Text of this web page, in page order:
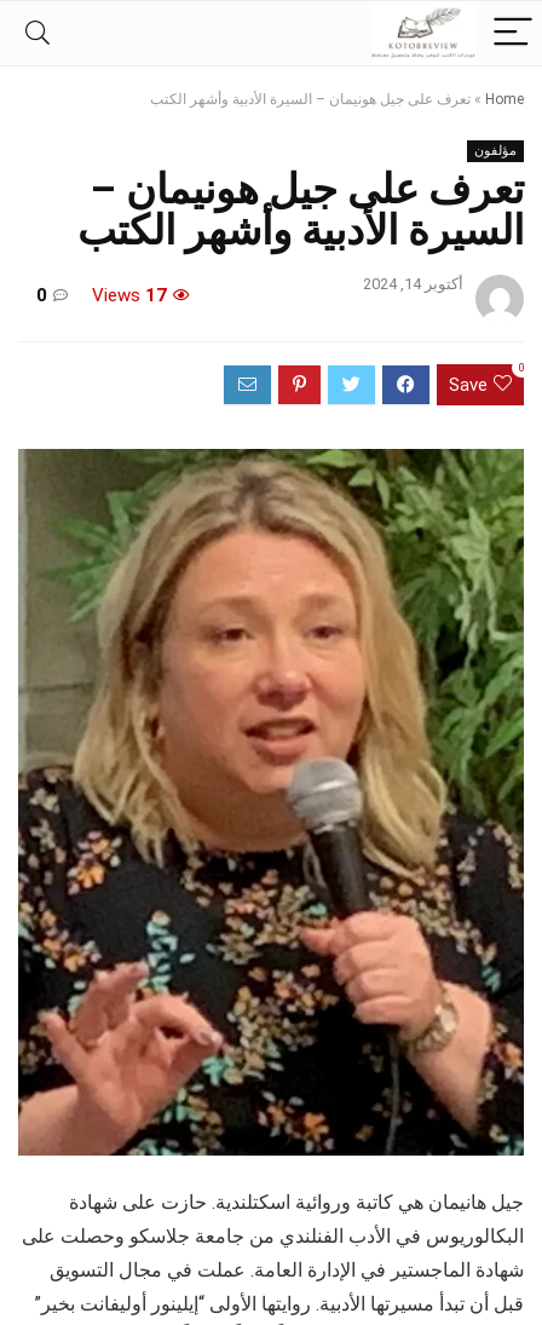
Home
» تعرف على جيل هونيمان – السيرة الأدبية وأشهر الكتب
مؤلفون
تعرف على جيل هونيمان –
السيرة الأدبية وأشهر الكتب
أكتوبر 14, 2024
17
0
Save
0
جيل هانيمان هي كاتبة وروائية اسكتلندية. حازت على شهادة
البكالوريوس في الأدب الفنلندي من جامعة جلاسكو وحصلت على
شهادة الماجستير في الإدارة العامة. عملت في مجال التسويق
قبل أن تبدأ مسيرتها الأدبية. روايتها الأولى “إيلينور أوليفانت بخير”